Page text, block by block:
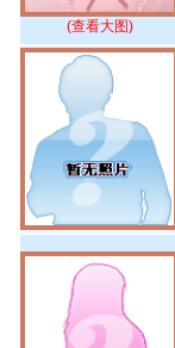
(查看大图)